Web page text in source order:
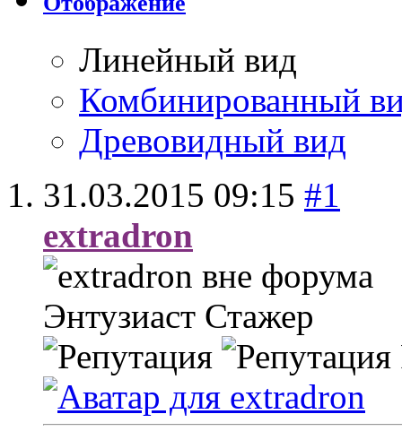
Линейный вид
Комбинированный
Древовидный вид
31.03.2015 09:15 #1
extradron
Энтузиаст Стажер